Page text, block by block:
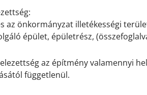
az önkormányzat illetékességi
épület, épületrész,
az építmény valamennyi
függetlenül.